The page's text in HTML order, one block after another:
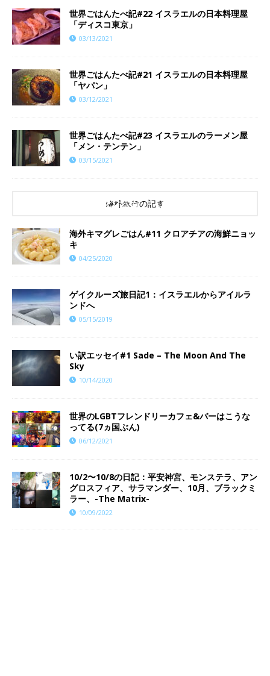
世界ごはんたべ記#22 イスラエルの日本料理屋
「ディスコ東京」
03/13/2021
世界ごはんたべ記#21 イスラエルの日本料理屋
「ヤパン」
03/12/2021
世界ごはんたべ記#23 イスラエルのラーメン屋
「メン・テンテン」
03/15/2021
海外旅行の記事
海外キマグレごはん#11 クロアチアの海鮮ニョッ
キ
04/25/2020
ゲイクルーズ旅日記1：イスラエルからアイルラ
ンドへ
05/15/2019
い訳エッセイ#1 Sade – The Moon And The
Sky
10/14/2020
世界のLGBTフレンドリーカフェ&バーはこうな
ってる(7ヵ国ぶん)
06/12/2021
10/2〜10/8の日記：平安神宮、モンステラ、アン
グロスフィア、サラマンダー、10月、ブラックミ
ラー、-The Matrix-
10/09/2022